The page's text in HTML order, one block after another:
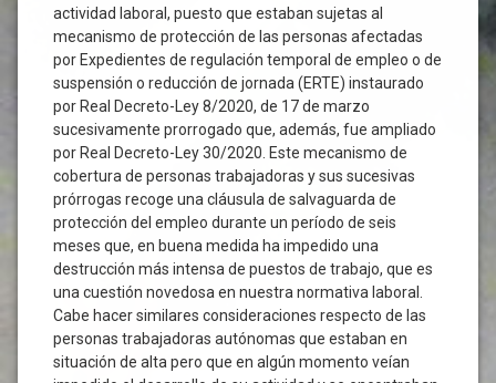
actividad laboral, puesto que estaban sujetas al
mecanismo de protección de las personas afectadas
por Expedientes de regulación temporal de empleo o de
suspensión o reducción de jornada (ERTE) instaurado
por Real Decreto-Ley 8/2020, de 17 de marzo
sucesivamente prorrogado que, además, fue ampliado
por Real Decreto-Ley 30/2020. Este mecanismo de
cobertura de personas trabajadoras y sus sucesivas
prórrogas recoge una cláusula de salvaguarda de
protección del empleo durante un período de seis
meses que, en buena medida ha impedido una
destrucción más intensa de puestos de trabajo, que es
una cuestión novedosa en nuestra normativa laboral.
Cabe hacer similares consideraciones respecto de las
personas trabajadoras autónomas que estaban en
situación de alta pero que en algún momento veían